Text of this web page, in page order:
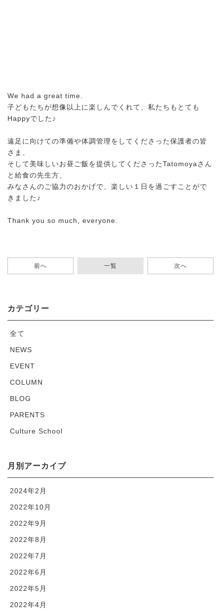
We had a great time.
子どもたちが想像以上に楽しんでくれて、私たちもとても
Happyでした♪
遠足に向けての準備や体調管理をしてくださった保護者の皆
さま、
そして美味しいお昼ご飯を提供してくださったTatomoyaさん
と給食の先生方、
みなさんのご協力のおかげで、楽しい１日を過ごすことがで
きました♪
Thank you so much, everyone.
前へ 次へ
一覧
カテゴリー
全て
NEWS
EVENT
COLUMN
BLOG
PARENTS
Culture School
月別アーカイブ
2024年2月
2022年10月
2022年9月
2022年8月
2022年7月
2022年6月
2022年5月
2022年4月